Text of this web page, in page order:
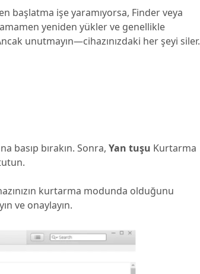
başlatma işe yaramıyorsa, Finder veya
yeniden yükler ve genellikle
unutmayın—cihazınızdaki her şeyi siler.
basıp bırakın. Sonra, Yan tuşu Kurtarma
kurtarma modunda olduğunu
ve onaylayın.